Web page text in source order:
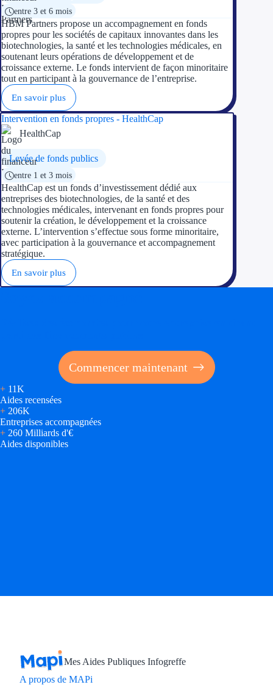
entre 3 et 6 mois
HBM Partners propose un accompagnement en fonds
propres pour les sociétés de capitaux innovantes dans les
biotechnologies, la santé et les technologies médicales, en
soutenant leurs opérations de développement et de
croissance externe. Le fonds intervient de façon minoritaire
tout en participant à la gouvernance de l’entreprise.
En savoir plus
Intervention en fonds propres - HealthCap
HealthCap
Levée de fonds publics
entre 1 et 3 mois
HealthCap est un fonds d’investissement dédié aux
entreprises des biotechnologies, de la santé et des
technologies médicales, intervenant en fonds propres pour
soutenir la création, le développement et la croissance
externe. L’intervention s’effectue sous forme minoritaire,
avec participation à la gouvernance et accompagnement
stratégique.
En savoir plus
Commencer maintenant
+ 11K
Aides recensées
+ 206K
Entreprises accompagnées
+ 260 Milliards d'€
Aides disponibles
Mes Aides Publiques Infogreffe
A propos de MAPi